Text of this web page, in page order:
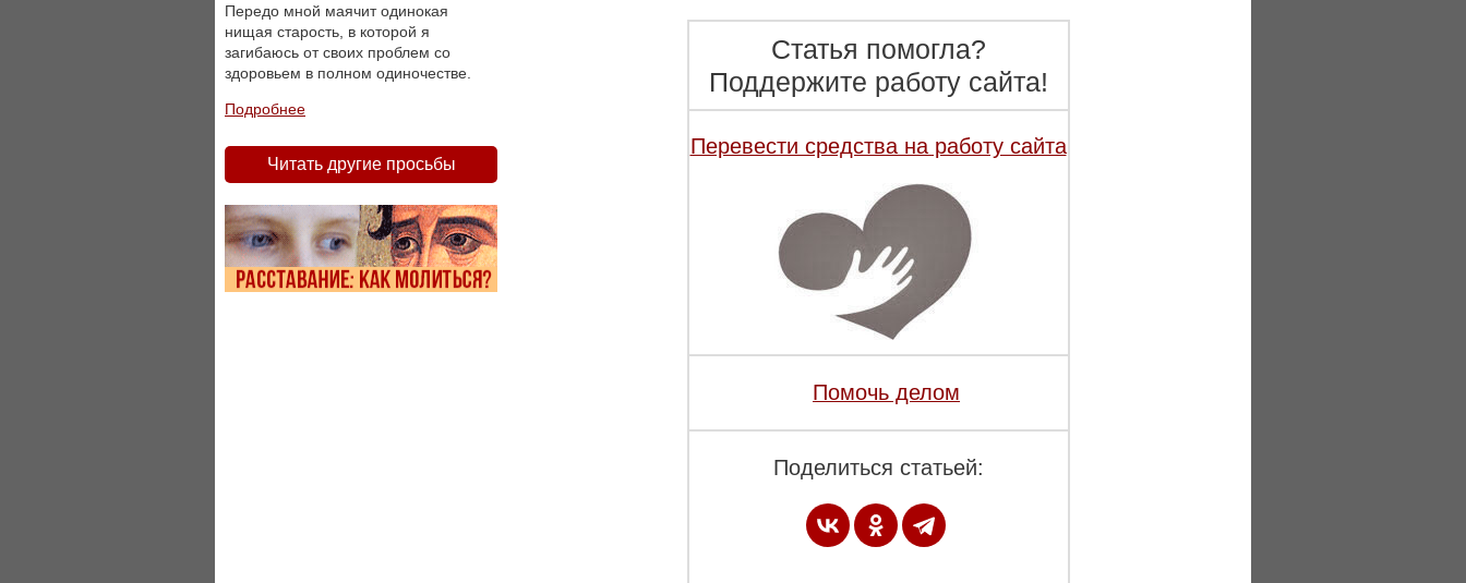
Статья помогла?
Поддержите работу сайта!
Перевести средства на работу сайта
Помочь делом
Поделиться статьей:
Передо мной маячит одинокая
нищая старость, в которой я
загибаюсь от своих проблем со
здоровьем в полном одиночестве.
Подробнее
Читать другие просьбы